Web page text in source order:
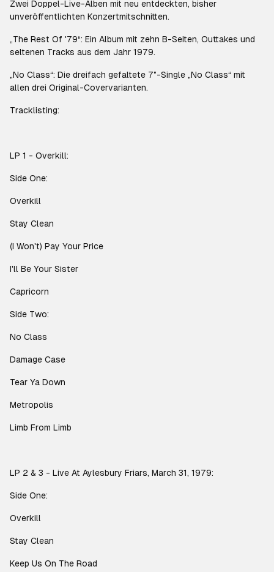
Zwei Doppel-Live-Alben mit neu entdeckten, bisher
unveröffentlichten Konzertmitschnitten.
„The Rest Of '79“: Ein Album mit zehn B-Seiten, Outtakes und
seltenen Tracks aus dem Jahr 1979.
„No Class“: Die dreifach gefaltete 7"-Single „No Class“ mit
allen drei Original-Covervarianten.
Tracklisting:
LP 1 - Overkill:
Side One:
Overkill
Stay Clean
(I Won't) Pay Your Price
I'll Be Your Sister
Capricorn
Side Two:
No Class
Damage Case
Tear Ya Down
Metropolis
Limb From Limb
LP 2 & 3 - Live At Aylesbury Friars, March 31, 1979:
Side One:
Overkill
Stay Clean
Keep Us On The Road